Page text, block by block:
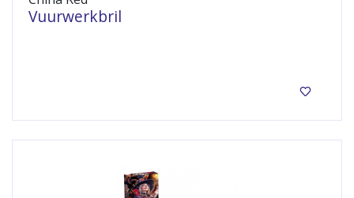
Vuurwerkbril